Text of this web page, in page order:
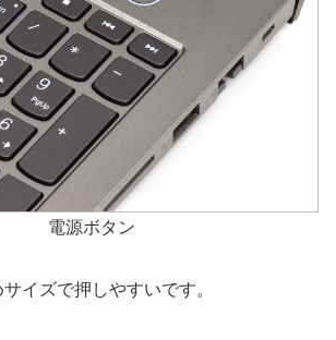
電源ボタン
イズで押しやすいです。